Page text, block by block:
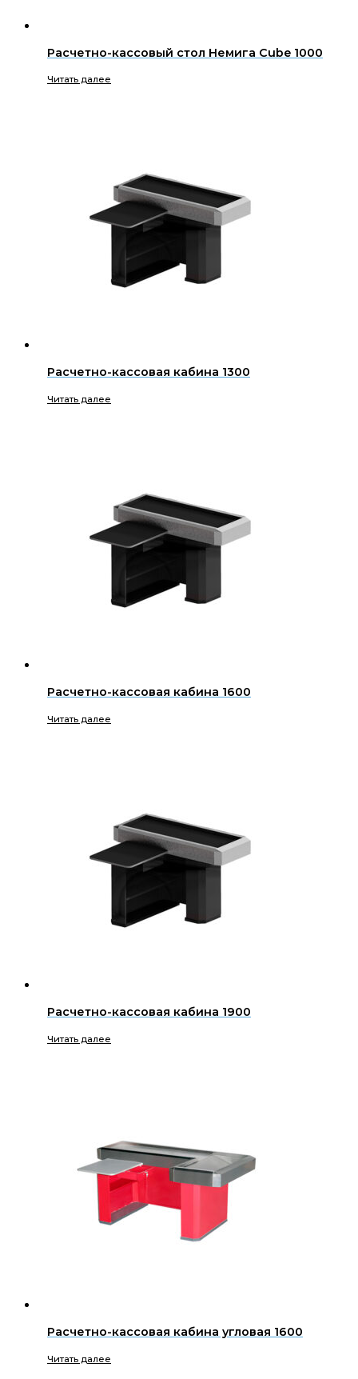
Расчетно-кассовый стол Немига Cube 1000
Читать далее
Расчетно-кассовая кабина 1300
Читать далее
Расчетно-кассовая кабина 1600
Читать далее
Расчетно-кассовая кабина 1900
Читать далее
Расчетно-кассовая кабина угловая 1600
Читать далее